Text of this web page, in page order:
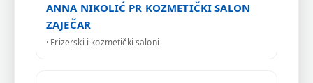
ANNA NIKOLIĆ PR KOZMETIČKI SALON
ZAJEČAR
· Frizerski i kozmetički saloni